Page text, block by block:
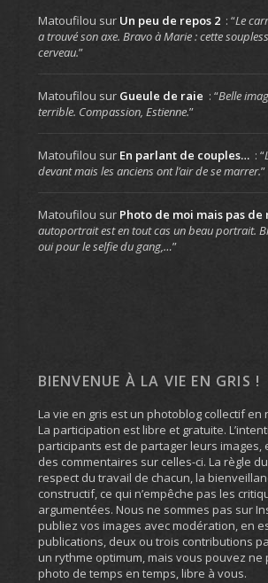
Matoufilou sur Un peu de repos 2 : “Le
a trouvé son axe. Bravo à Marie : cette
cerveau.”
Matoufilou sur Gueule de raie : “Belle
terrible. Compassion, Estienne.”
Matoufilou sur En parlant de couples… : “
devant mais les anciens ont l’air de se marrer.”
Matoufilou sur Photo de moi mais pas de
autoportrait est en tout cas un beau portrait.
oui pour le selfie du gang,…”
BIENVENUE À LA VIE EN GRIS !
La vie en gris est un photoblog collectif en
La participation est libre et gratuite.
participants est de partager leurs images,
des commentaires sur celles-ci. La règle
respect du travail de chacun, la
constructif, ce qui n’empêche pas les
argumentées. Nous ne sommes pas sur
publiez vos images avec modération, en
publications, deux ou trois contributions
un rythme optimum, mais vous pouvez ne
photo de temps en temps, libre à vous.